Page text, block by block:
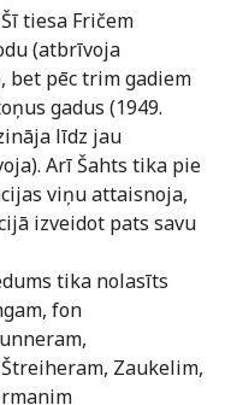
tiesa Fričem
(atbrīvoja
bet pēc trim gadiem
gadus (1949.
līdz jau
Arī Šahts tika pie
viņu attaisnoja,
izveidot pats savu
tika nolasīts
fon
Zaukelim,